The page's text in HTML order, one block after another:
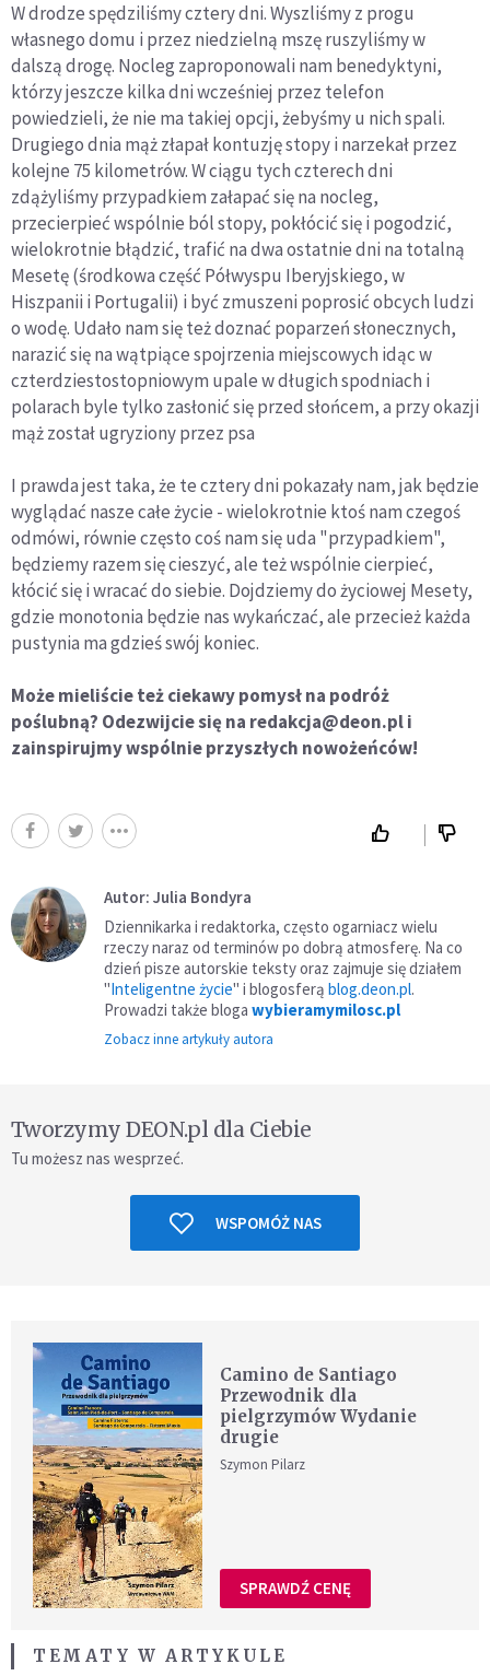
W drodze spędziliśmy cztery dni. Wyszliśmy z progu
własnego domu i przez niedzielną mszę ruszyliśmy w
dalszą drogę. Nocleg zaproponowali nam benedyktyni,
którzy jeszcze kilka dni wcześniej przez telefon
powiedzieli, że nie ma takiej opcji, żebyśmy u nich spali.
Drugiego dnia mąż złapał kontuzję stopy i narzekał przez
kolejne 75 kilometrów. W ciągu tych czterech dni
zdążyliśmy przypadkiem załapać się na nocleg,
przecierpieć wspólnie ból stopy, pokłócić się i pogodzić,
wielokrotnie błądzić, trafić na dwa ostatnie dni na totalną
Mesetę (środkowa część Półwyspu Iberyjskiego, w
Hiszpanii i Portugalii) i być zmuszeni poprosić obcych ludzi
o wodę. Udało nam się też doznać poparzeń słonecznych,
narazić się na wątpiące spojrzenia miejscowych idąc w
czterdziestostopniowym upale w długich spodniach i
polarach byle tylko zasłonić się przed słońcem, a przy okazji
mąż został ugryziony przez psa
I prawda jest taka, że te cztery dni pokazały nam, jak będzie
wyglądać nasze całe życie - wielokrotnie ktoś nam czegoś
odmówi, równie często coś nam się uda "przypadkiem",
będziemy razem się cieszyć, ale też wspólnie cierpieć,
kłócić się i wracać do siebie. Dojdziemy do życiowej Mesety,
gdzie monotonia będzie nas wykańczać, ale przecież każda
pustynia ma gdzieś swój koniec.
Może mieliście też ciekawy pomysł na podróż
poślubną? Odezwijcie się na redakcja@deon.pl i
zainspirujmy wspólnie przyszłych nowożeńców!
Autor: Julia Bondyra
Dziennikarka i redaktorka, często ogarniacz wielu
rzeczy naraz od terminów po dobrą atmosferę. Na co
dzień pisze autorskie teksty oraz zajmuje się działem
"Inteligentne życie" i blogosferą blog.deon.pl.
Prowadzi także bloga wybieramymilosc.pl
Zobacz inne artykuły autora
Tworzymy DEON.pl dla Ciebie
Tu możesz nas wesprzeć.
WSPOMÓŻ NAS
Camino de Santiago
Przewodnik dla
pielgrzymów Wydanie
drugie
Szymon Pilarz
SPRAWDŹ CENĘ
TEMATY W ARTYKULE